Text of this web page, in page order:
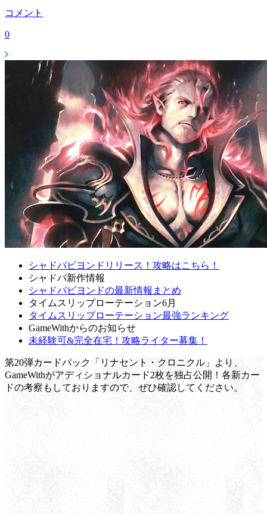
コメント
0
シャドバビヨンドリリース！攻略はこちら！
シャドバ新作情報
シャドバビヨンドの最新情報まとめ
タイムスリップローテーション6月
タイムスリップローテーション最強ランキング
GameWithからのお知らせ
未経験可&完全在宅！攻略ライター募集！
第20弾カードパック「リナセント・クロニクル」より、
GameWithがアディショナルカード2枚を独占公開！各新カー
ドの考察もしておりますので、ぜひ確認してください。